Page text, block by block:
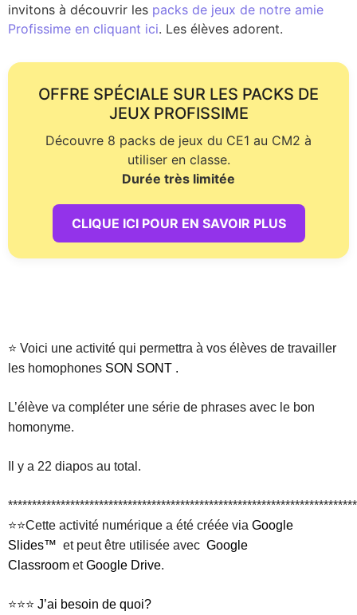
invitons à découvrir les packs de jeux de notre amie
Profissime en cliquant ici. Les élèves adorent.
OFFRE SPÉCIALE SUR LES PACKS DE
JEUX PROFISSIME
Découvre 8 packs de jeux du CE1 au CM2 à
utiliser en classe.
Durée très limitée
CLIQUE ICI POUR EN SAVOIR PLUS
⭐ Voici une activité qui permettra à vos élèves de travailler
les homophones SON SONT .
L’élève va compléter une série de phrases avec le bon
homonyme.
Il y a 22 diapos au total.
⭐⭐Cette activité numérique a été créée via Google
Slides™ et peut être utilisée avec Google
Classroom etGoogle Drive.
⭐⭐⭐ J’ai besoin de quoi?